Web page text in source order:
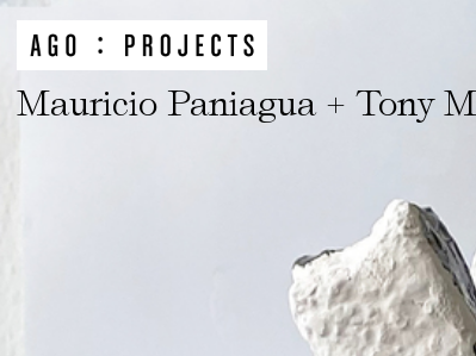
Mauricio Paniagua + Tony